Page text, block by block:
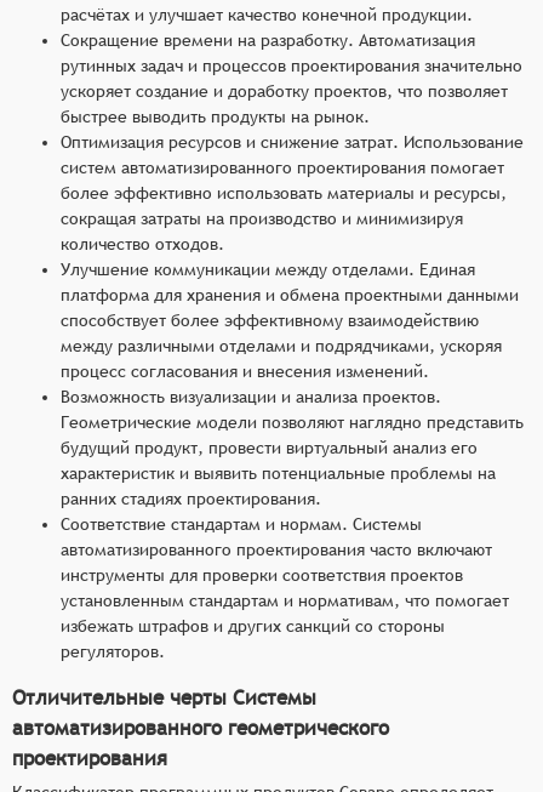
расчётах и улучшает качество конечной продукции.
Сокращение времени на разработку. Автоматизация
рутинных задач и процессов проектирования значительно
ускоряет создание и доработку проектов, что позволяет
быстрее выводить продукты на рынок.
Оптимизация ресурсов и снижение затрат. Использование
систем автоматизированного проектирования помогает
более эффективно использовать материалы и ресурсы,
сокращая затраты на производство и минимизируя
количество отходов.
Улучшение коммуникации между отделами. Единая
платформа для хранения и обмена проектными данными
способствует более эффективному взаимодействию
между различными отделами и подрядчиками, ускоряя
процесс согласования и внесения изменений.
Возможность визуализации и анализа проектов.
Геометрические модели позволяют наглядно представить
будущий продукт, провести виртуальный анализ его
характеристик и выявить потенциальные проблемы на
ранних стадиях проектирования.
Соответствие стандартам и нормам. Системы
автоматизированного проектирования часто включают
инструменты для проверки соответствия проектов
установленным стандартам и нормативам, что помогает
избежать штрафов и других санкций со стороны
регуляторов.
Отличительные черты Системы
автоматизированного геометрического
проектирования